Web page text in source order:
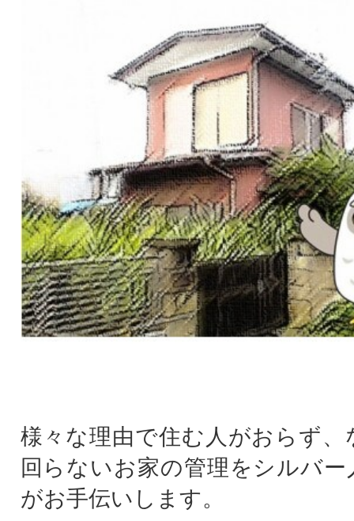
様々な理由で住む人がおらず、
回らないお家の管理をシルバ
がお手伝いします。